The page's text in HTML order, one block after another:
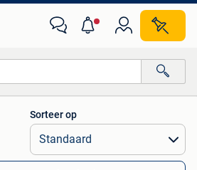
afstanden…
Sorteer op